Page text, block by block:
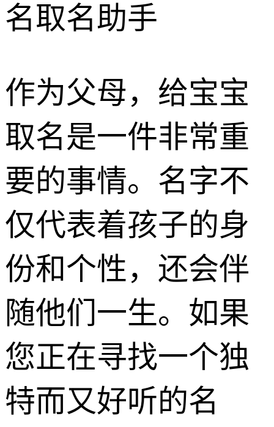
名取名助手
作为父母，给宝宝
取名是一件非常重
要的事情。名字不
仅代表着孩子的身
份和个性，还会伴
随他们一生。如果
您正在寻找一个独
特而又好听的名